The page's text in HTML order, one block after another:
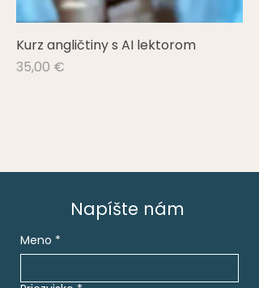
Kurz angličtiny s AI lektorom
Cena
35,00 €
Napíšte nám
Meno *